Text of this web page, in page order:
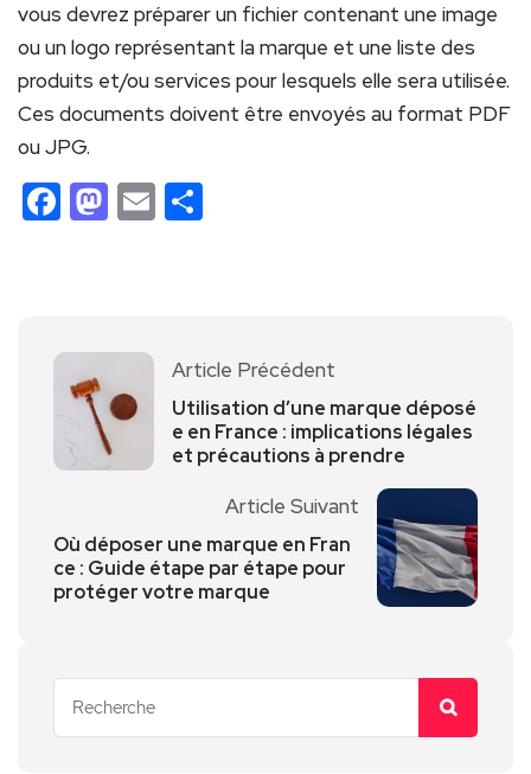
vous devrez préparer un fichier contenant une image
ou un logo représentant la marque et une liste des
produits et/ou services pour lesquels elle sera utilisée.
Ces documents doivent être envoyés au format PDF
ou JPG.
Facebook
Mastodon
Email
Article Précédent
Utilisation d’une marque déposé
e en France : implications légales
et précautions à prendre
Article Suivant
Où déposer une marque en Fran
ce : Guide étape par étape pour
protéger votre marque